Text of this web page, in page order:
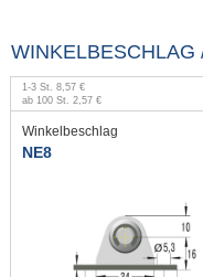
WINKELBESCHLAG
1-3 St. 8,57 €
ab 100 St. 2,57 €
Winkelbeschlag
NE8